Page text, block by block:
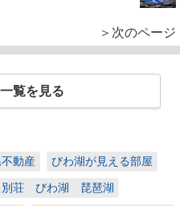
＞次のページ
覧を見る
動産 びわ湖が見える部屋
別荘 びわ湖 琵琶湖